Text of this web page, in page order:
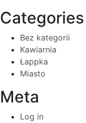
Categories
Bez kategorii
Kawiarnia
Łappka
Miasto
Meta
Log in